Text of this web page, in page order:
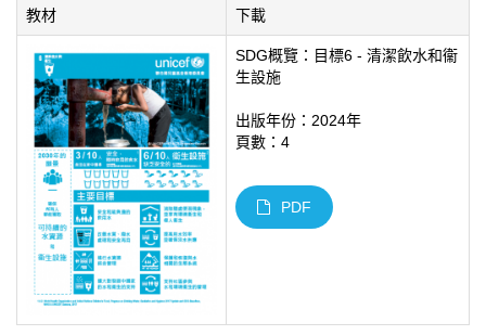
教材 下載
SDG概覽：目標6 - 清潔飲水和衞
生設施
出版年份：2024年
頁數：4
PDF